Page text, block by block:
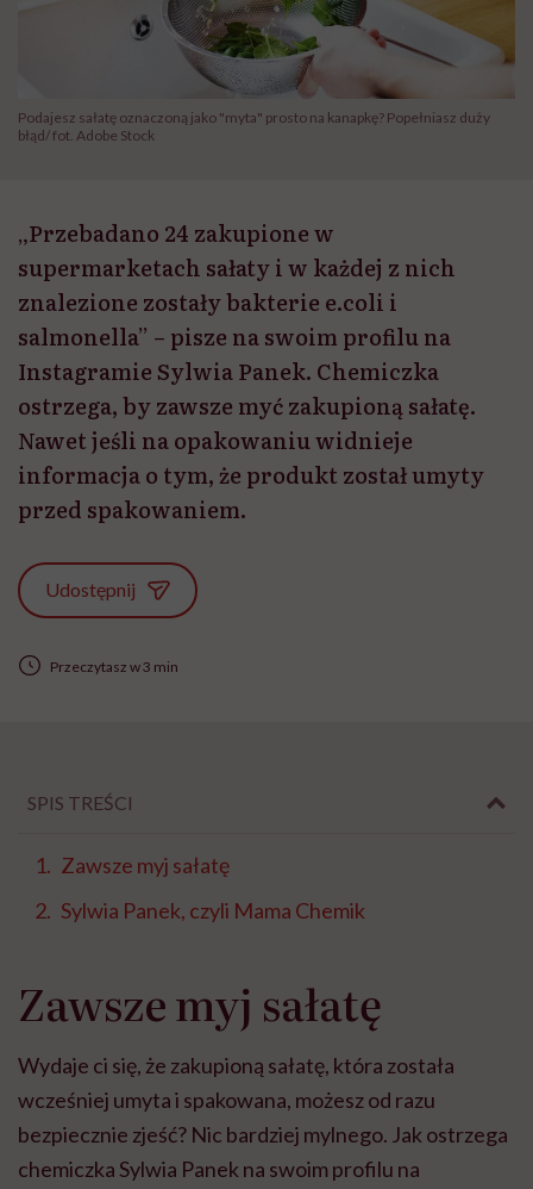
Podajesz sałatę oznaczoną jako "myta" prosto na kanapkę? Popełniasz duży
błąd/ fot. Adobe Stock
„Przebadano 24 zakupione w
supermarketach sałaty i w każdej z nich
znalezione zostały bakterie e.coli i
salmonella” – pisze na swoim profilu na
Instagramie Sylwia Panek. Chemiczka
ostrzega, by zawsze myć zakupioną sałatę.
Nawet jeśli na opakowaniu widnieje
informacja o tym, że produkt został umyty
przed spakowaniem.
Udostępnij
Przeczytasz w 3 min
SPIS TREŚCI
Zawsze myj sałatę
Sylwia Panek, czyli Mama Chemik
Zawsze myj sałatę
Wydaje ci się, że zakupioną sałatę, która została
wcześniej umyta i spakowana, możesz od razu
bezpiecznie zjeść? Nic bardziej mylnego. Jak ostrzega
chemiczka Sylwia Panek na swoim profilu na